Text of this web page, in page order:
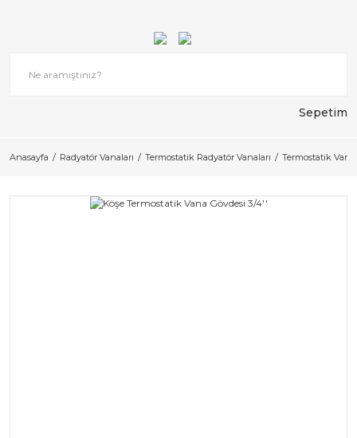
Sepetim
Anasayfa Radyatör Vanaları Termostatik Radyatör Vanaları Termostatik